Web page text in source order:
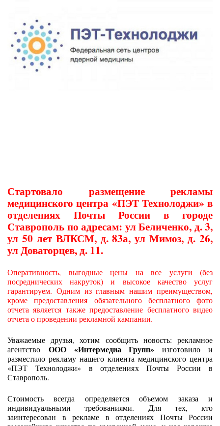
Стартовало размещение рекламы
медицинского центра «ПЭТ Технолоджи» в
отделениях Почты России в городе
Ставрополь по адресам: ул Беличенко, д. 3,
ул 50 лет ВЛКСМ, д. 83а, ул Мимоз, д. 26,
ул Доваторцев, д. 11.
Оперативность, выгодные цены на все услуги (без
посреднических накруток) и высокое качество услуг
гарантируем. Одним из главным нашим преимуществом,
кроме предоставления обязательного бесплатного фото
отчета является также предоставление бесплатного видео
отчета о проведении рекламной кампании.
Уважаемые друзья, хотим сообщить новость: рекламное
агентство ООО «Интермедиа Групп» изготовило и
разместило рекламу нашего клиента медицинского центра
«ПЭТ Технолоджи» в отделениях Почты России в
Ставрополь.
Стоимость всегда определяется объемом заказа и
индивидуальными требованиями. Для тех, кто
заинтересован в рекламе в отделениях Почты России